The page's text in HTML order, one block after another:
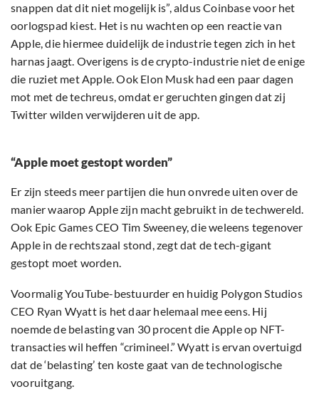
snappen dat dit niet mogelijk is”, aldus Coinbase voor het
oorlogspad kiest. Het is nu wachten op een reactie van
Apple, die hiermee duidelijk de industrie tegen zich in het
harnas jaagt. Overigens is de crypto-industrie niet de enige
die ruziet met Apple. Ook Elon Musk had een paar dagen
mot met de techreus, omdat er geruchten gingen dat zij
Twitter wilden verwijderen uit de app.
“Apple moet gestopt worden”
Er zijn steeds meer partijen die hun onvrede uiten over de
manier waarop Apple zijn macht gebruikt in de techwereld.
Ook Epic Games CEO Tim Sweeney, die weleens tegenover
Apple in de rechtszaal stond, zegt dat de tech-gigant
gestopt moet worden.
Voormalig YouTube-bestuurder en huidig Polygon Studios
CEO Ryan Wyatt is het daar helemaal mee eens. Hij
noemde de belasting van 30 procent die Apple op NFT-
transacties wil heffen “crimineel.” Wyatt is ervan overtuigd
dat de ‘belasting’ ten koste gaat van de technologische
vooruitgang.